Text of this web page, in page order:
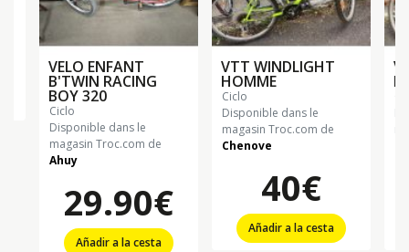
VELO ENFANT
B'TWIN RACING
BOY 320
ciclo
Disponible dans le
magasin Troc.com de
Ahuy
29.90€
Añadir a la cesta
VTT WINDLIGHT
HOMME
ciclo
Disponible dans le
magasin Troc.com de
Chenove
40€
Añadir a la cesta